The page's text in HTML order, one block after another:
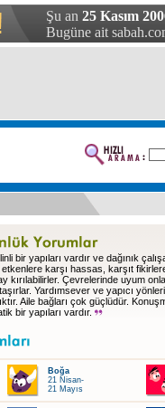
Şu an 25 Kasım
Bugüne ait
bir yapıları vardır ve dağınık
karşı hassas, karşıt
kırılabilirler. Çevrelerinde uyum
Yardımsever ve yapıcı
Aile bağları çok güçlüdür.
bir yapıları vardır.
Boğa
21 Nisan-
21 Mayıs